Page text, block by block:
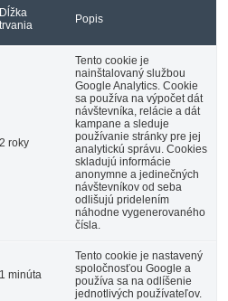
Dĺžka
trvania
Popis
2 roky
Tento cookie je
nainštalovaný službou
Google Analytics. Cookie
sa používa na výpočet dát
návštevníka, relácie a dát
kampane a sleduje
používanie stránky pre jej
analytickú správu. Cookies
skladujú informácie
anonymne a jedinečných
návštevníkov od seba
odlišujú pridelením
náhodne vygenerovaného
čísla.
1 minúta
Tento cookie je nastavený
spoločnosťou Google a
používa sa na odlíšenie
jednotlivých používateľov.